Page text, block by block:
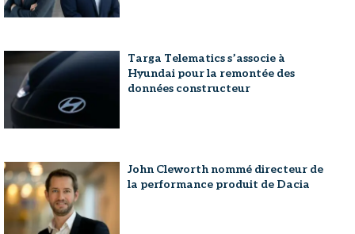
Targa Telematics s’associe à
Hyundai pour la remontée des
données constructeur
John Cleworth nommé directeur de
la performance produit de Dacia